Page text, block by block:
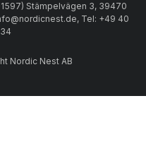
Stämpelvägen 3, 39470
Tel: +49 40
Nordic Nest AB